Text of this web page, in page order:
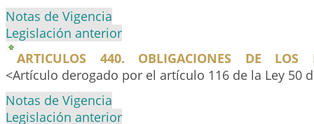
Notas de Vigencia
Legislación anterior
ARTICULOS 440. OBLIGACIONES DE LOS
<Artículo derogado por el artículo 116 de la Ley 50
Notas de Vigencia
Legislación anterior